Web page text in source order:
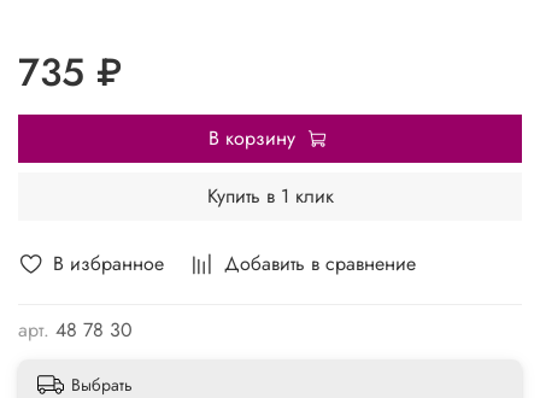
В избранное Добавить в сравнение
арт. 48 78 30
735 ₽
В корзину
Купить в 1 клик
Выбрать